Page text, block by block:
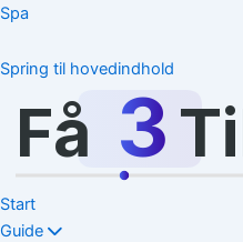
Spa
Spring til hovedindhold
Få 3
Start
Guide